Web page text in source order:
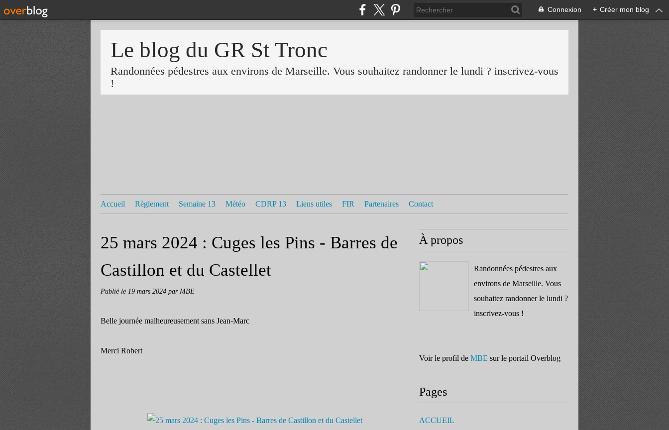
Connexion + Créer mon blog
Le blog du GR St Tronc
Randonnées pédestres aux environs de Marseille. Vous souhaitez randonner le lundi ? inscrivez-vous
!
Accueil Règlement Semaine 13 Météo CDRP 13 Liens utiles FIR Partenaires Contact
25 mars 2024 : Cuges les Pins - Barres de
Castillon et du Castellet
Publié le 19 mars 2024 par MBE
Belle journée malheureusement sans Jean-Marc
Merci Robert
À propos
Randonnées pédestres aux
environs de Marseille. Vous
souhaitez randonner le lundi ?
inscrivez-vous !
Voir le profil de MBE sur le portail Overblog
Pages
ACCUEIL